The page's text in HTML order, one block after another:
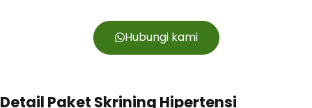
Hubungi kami
Detail Paket Skrining Hipertensi